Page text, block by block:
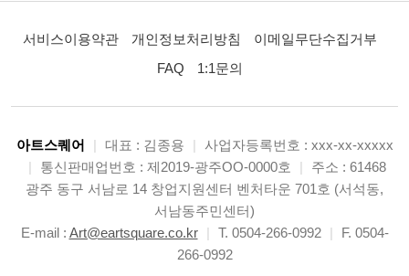
서비스이용약관 개인정보처리방침
이메일무단수집거부
FAQ
1:1문의
아트스퀘어 | 대표 : 김종용 |
사업자등록번호 : xxx-xx-xxxxx
|
통신판매업번호 : 제2019-광주OO-0000호 |
주소 : 61468
광주 동구 서남로 14 창업지원센터 벤처타운 701호 (서석동,
서남동주민센터)
E-mail : Art@eartsquare.co.kr | T. 0504-266-0992 |
F. 0504-
266-0992